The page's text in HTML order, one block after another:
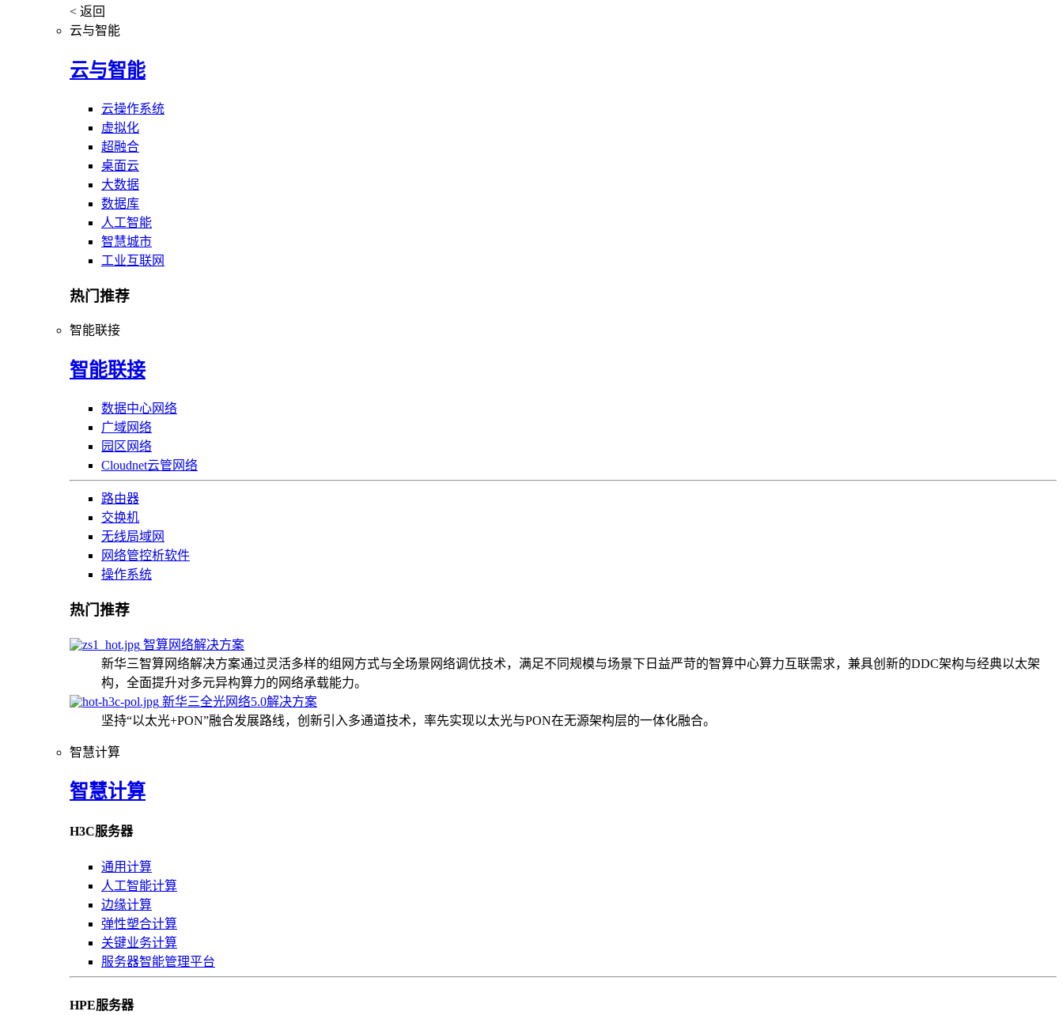
< 返回
云与智能
云与智能
云操作系统
虚拟化
超融合
桌面云
大数据
数据库
人工智能
智慧城市
工业互联网
热门推荐
智能联接
智能联接
数据中心网络
广域网络
园区网络
Cloudnet云管网络
路由器
交换机
无线局域网
网络管控析软件
操作系统
热门推荐
智算网络解决方案
新华三智算网络解决方案通过灵活多样的组网方式与全场景网络调优技术，满足不同规模与场景下日益严苛的智算中心算力互联需求，兼具创新的DDC架构与经典以太架
构，全面提升对多元异构算力的网络承载能力。
新华三全光网络5.0解决方案
坚持“以太光+PON”融合发展路线，创新引入多通道技术，率先实现以太光与PON在无源架构层的一体化融合。
智慧计算
智慧计算
H3C服务器
通用计算
人工智能计算
边缘计算
弹性塑合计算
关键业务计算
服务器智能管理平台
HPE服务器